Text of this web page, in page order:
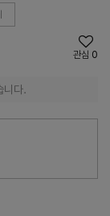
관심 0
니다.